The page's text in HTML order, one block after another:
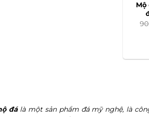
đálà một sản phẩm đá mỹ nghệ, là